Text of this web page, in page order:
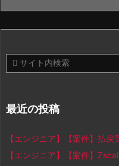
最近の投稿
【エンジニア】【案件】払
【エンジニア】【案件】